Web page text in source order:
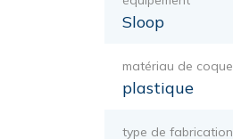
Sloop
matériau de coque
plastique
type de fabrication